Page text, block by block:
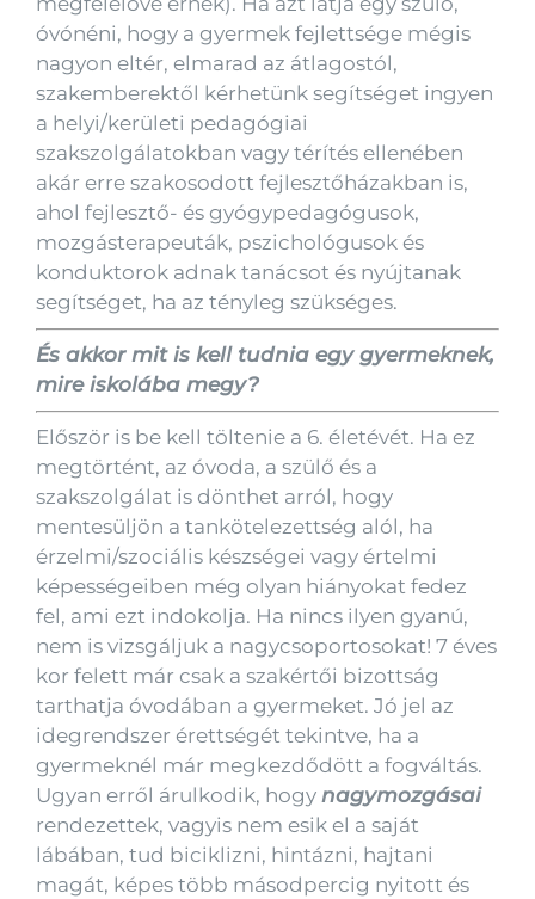
óvónéni, hogy a gyermek fejlettsége mégis
nagyon eltér, elmarad az átlagostól,
szakemberektől kérhetünk segítséget ingyen
a helyi/kerületi pedagógiai
szakszolgálatokban vagy térítés ellenében
akár erre szakosodott fejlesztőházakban is,
ahol fejlesztő- és gyógypedagógusok,
mozgásterapeuták, pszichológusok és
konduktorok adnak tanácsot és nyújtanak
segítséget, ha az tényleg szükséges.
És akkor mit is kell tudnia egy gyermeknek,
mire iskolába megy?
Először is be kell töltenie a 6. életévét. Ha ez
megtörtént, az óvoda, a szülő és a
szakszolgálat is dönthet arról, hogy
mentesüljön a tankötelezettség alól, ha
érzelmi/szociális készségei vagy értelmi
képességeiben még olyan hiányokat fedez
fel, ami ezt indokolja. Ha nincs ilyen gyanú,
nem is vizsgáljuk a nagycsoportosokat! 7 éves
kor felett már csak a szakértői bizottság
tarthatja óvodában a gyermeket. Jó jel az
idegrendszer érettségét tekintve, ha a
gyermeknél már megkezdődött a fogváltás.
Ugyan erről árulkodik, hogy nagymozgásai
rendezettek, vagyis nem esik el a saját
lábában, tud biciklizni, hintázni, hajtani
magát, képes több másodpercig nyitott és